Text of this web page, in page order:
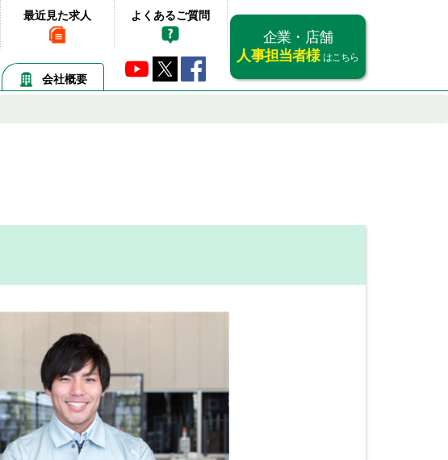
最近見た求人 よくあるご質問
企業・店舗
人事担当者様 はこちら
会社概要